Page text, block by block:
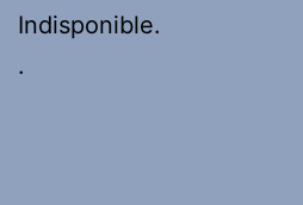
Indisponible.
.